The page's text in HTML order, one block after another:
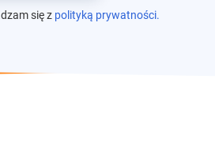
się z polityką prywatności.